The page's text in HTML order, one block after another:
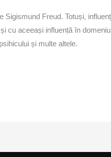
Freud. Totuși,
cu aceeași influență în
și multe altele.